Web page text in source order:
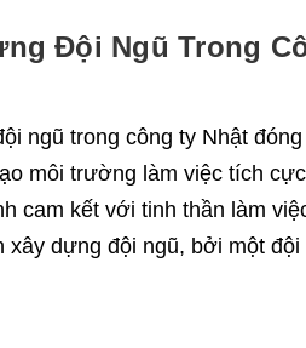
Đội Ngũ Trong
ngũ trong công ty Nhật
môi trường làm việc tích
cam kết với tinh thần làm
xây dựng đội ngũ, bởi một